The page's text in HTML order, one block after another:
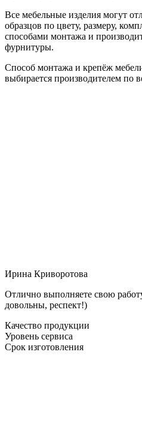
Все мебельные изделия могут
образцов по цвету, размеру,
способами монтажа и
фурнитуры.
Способ монтажа и крепёж
выбирается производителем по
Ирина Криворотова
Отлично выполняете свою
довольны, респект!)
Качество продукции
Уровень сервиса
Срок изготовления